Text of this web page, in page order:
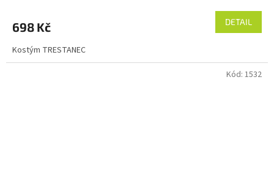
698 Kč DETAIL
Kostým TRESTANEC
Kód: 1532